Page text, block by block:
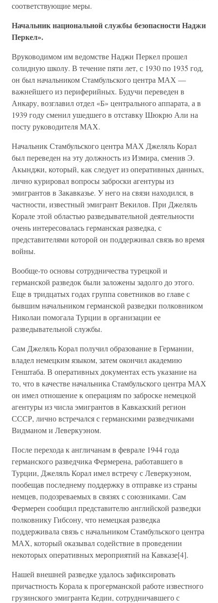
соответствующие меры.
Начальник национальной службы безопасности Наджи
Перкел».
Вруководимом им ведомстве Наджи Перкел прошел
солидную школу. В течение пяти лет, с 1930 по 1935 год,
он был начальником Стамбульского центра МАХ —
важнейшего из периферийных. Будучи переведен в
Анкару, возглавил отдел «Б» центрального аппарата, а в
1939 году сменил ушедшего в отставку Шюкрю Али на
посту руководителя МАХ.
Начальник Стамбульского центра МАХ Джеляль Корал
был переведен на эту должность из Измира, сменив Э.
Акынджи, который, как следует из оперативных данных,
лично курировал вопросы заброски агентуры из
эмигрантов в Закавказье. У него на связи находился, в
частности, известный эмигрант Векилов. При Джеляль
Корале этой областью разведывательной деятельности
очень интересовалась германская разведка, с
представителями которой он поддерживал связь во время
войны.
Вообще-то основы сотрудничества турецкой и
германской разведок были заложены задолго до этого.
Еще в тридцатых годах группа советников во главе с
бывшим начальником германской разведки полковником
Николаи помогала Турции в организации ее
разведывательной службы.
Сам Джеляль Корал получил образование в Германии,
владел немецким языком, затем окончил академию
Генштаба. В оперативных документах есть указание на
то, что в качестве начальника Стамбульского центра МАХ
он имел отношение к операциям по заброске немецкой
агентуры из числа эмигрантов в Кавказский регион
СССР, лично встречался с германскими разведчиками
Видманом и Леверкуэном.
После перехода к англичанам в феврале 1944 года
германского разведчика Фермерена, работавшего в
Турции, Джеляль Корал имел встречу с Леверкуэном,
пообещав последнему поддержку в отправке из страны
немцев, подозреваемых в связях с союзниками. Сам
Фермерен сообщил представителю английской разведки
полковнику Гибсону, что немецкая разведка
поддерживала связь с начальником Стамбульского центра
МАХ, который оказывал содействие в проведении
некоторых оперативных мероприятий на Кавказе[4].
Нашей внешней разведке удалось зафиксировать
причастность Корала к прогерманской работе известного
грузинского эмигранта Кедии, сотрудничавшего с